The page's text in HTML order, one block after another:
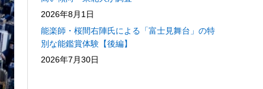
2026年8月1日
能楽師・桜間右陣氏による「富士見舞台」の特
別な能鑑賞体験【後編】
2026年7月30日